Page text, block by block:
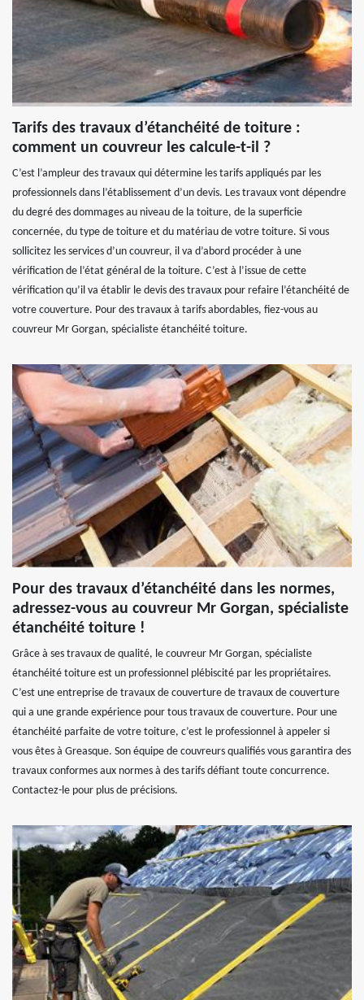
Tarifs des travaux d’étanchéité de toiture :
comment un couvreur les calcule-t-il ?
C’est l’ampleur des travaux qui détermine les tarifs appliqués par les
professionnels dans l’établissement d’un devis. Les travaux vont dépendre
du degré des dommages au niveau de la toiture, de la superficie
concernée, du type de toiture et du matériau de votre toiture. Si vous
sollicitez les services d’un couvreur, il va d’abord procéder à une
vérification de l’état général de la toiture. C’est à l’issue de cette
vérification qu’il va établir le devis des travaux pour refaire l’étanchéité de
votre couverture. Pour des travaux à tarifs abordables, fiez-vous au
couvreur Mr Gorgan, spécialiste étanchéité toiture.
Pour des travaux d’étanchéité dans les normes,
adressez-vous au couvreur Mr Gorgan, spécialiste
étanchéité toiture !
Grâce à ses travaux de qualité, le couvreur Mr Gorgan, spécialiste
étanchéité toiture est un professionnel plébiscité par les propriétaires.
C’est une entreprise de travaux de couverture de travaux de couverture
qui a une grande expérience pour tous travaux de couverture. Pour une
étanchéité parfaite de votre toiture, c’est le professionnel à appeler si
vous êtes à Greasque. Son équipe de couvreurs qualifiés vous garantira des
travaux conformes aux normes à des tarifs défiant toute concurrence.
Contactez-le pour plus de précisions.